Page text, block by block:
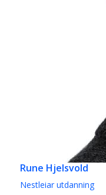
Rune Hjelsvold
Nestleiar utdanning